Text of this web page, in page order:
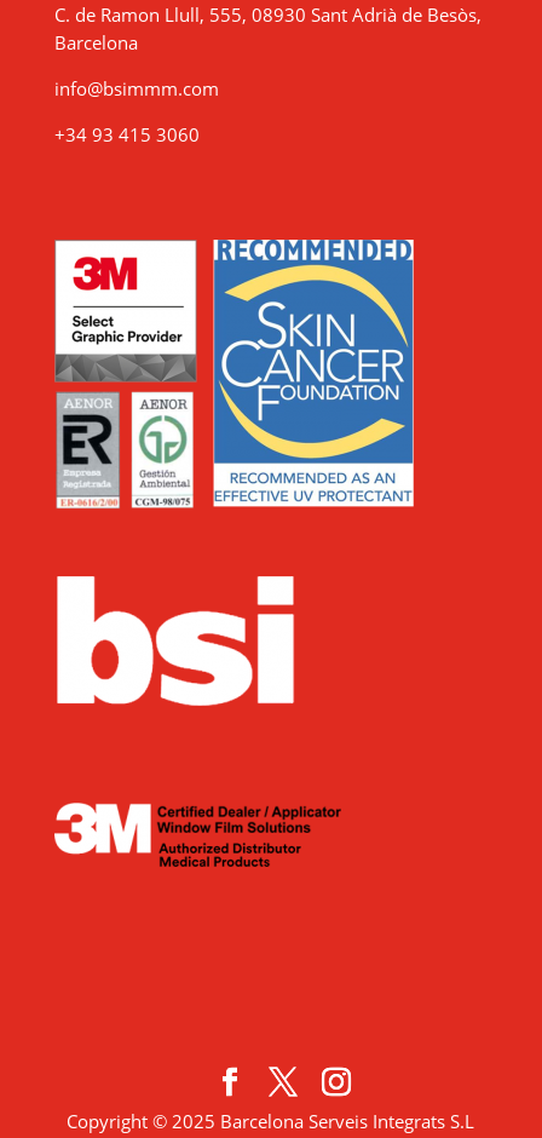
C. de Ramon Llull, 555, 08930 Sant Adrià de Besòs,
Barcelona
info@bsimmm.com
+34 93 415 3060
Copyright © 2025 Barcelona Serveis Integrats S.L